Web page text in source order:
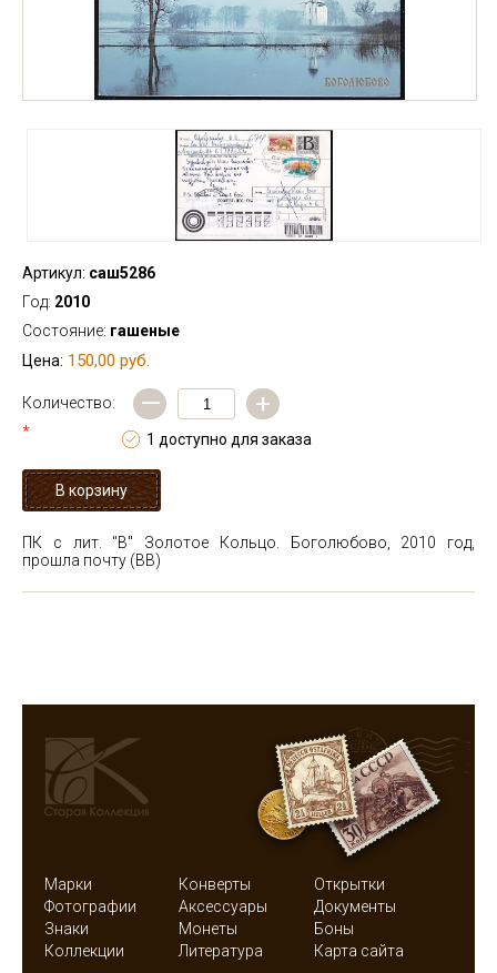
Артикул: саш5286
Год: 2010
Состояние: гашеные
Цена: 150,00 руб.
Количество:
*
— +
1 доступно для заказа
ПК с лит. "В" Золотое Кольцо. Боголюбово, 2010 год,
прошла почту (ВВ)
Марки Конверты
Открытки
Фотографии
Аксессуары
Документы
Знаки
Монеты
Боны
Коллекции
Литература Карта сайта